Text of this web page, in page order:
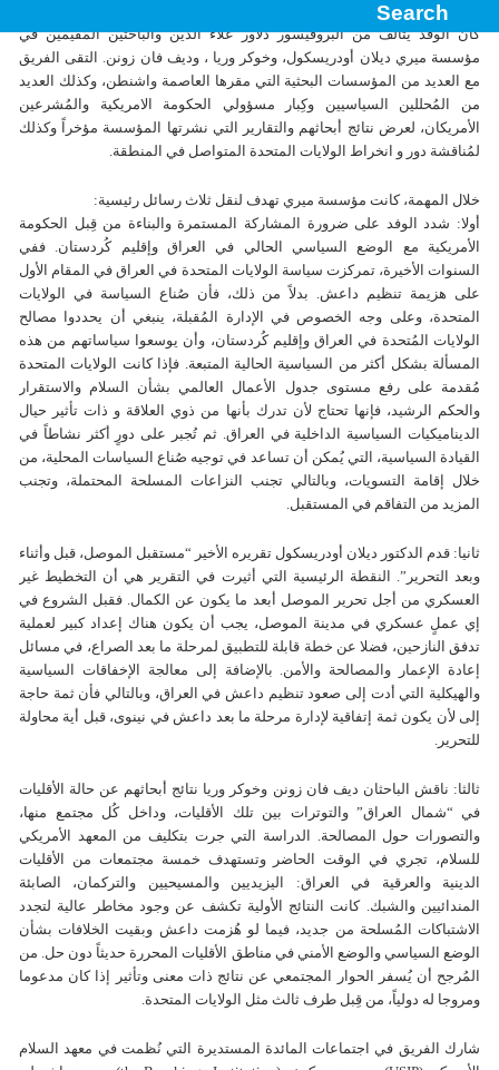
الولايات المُتحدة واشنطن اعتباراً من الخامس من شهر أيلول وحتى التاسع منهُ.
كان الوفد يتألف من البروفيسور دلاور علاء الدين والباحثين المُقيمين في
مؤسسة ميري ديلان أودريسكول، وخوكر وريا ، وديف فان زونن. التقى الفريق
مع العديد من المؤسسات البحثية التي مقرها العاصمة واشنطن، وكذلك العديد
من المُحللين السياسيين وكِبار مسؤولي الحكومة الامريكية والمُشرعين
الأمريكان، لعرض نتائج أبحاثهم والتقارير التي نشرتها المؤسسة مؤخراً وکذلك
لمُناقشة دور و انخراط الولايات المتحدة المتواصل في المنطقة.
خلال المهمة، كانت مؤسسة ميري تهدف لنقل ثلاث رسائل رئيسية:
أولا: شدد الوفد على ضرورة المشاركة المستمرة والبناءة من قِبل الحكومة
الأمريكية مع الوضع السياسي الحالي في العراق وإقليم كُردستان. ففي
السنوات الأخيرة، تمركزت سياسة الولايات المتحدة في العراق في المقام الأول
على هزيمة تنظيم داعش. بدلاً من ذلك، فأن صُناع السياسة في الولايات
المتحدة، وعلى وجه الخصوص في الإدارة المُقبلة، ينبغي أن يحددوا مصالح
الولايات المُتحدة في العراق وإقليم كُردستان، وأن يوسعوا سياساتهم من هذه
المسألة بشكل أكثر من السياسية الحالية المتبعة. فإذا كانت الولايات المتحدة
مُقدمة على رفع مستوى جدول الأعمال العالمي بشأن السلام والاستقرار
والحكم الرشيد، فإنها تحتاج لأن تدرك بأنها من ذوي العلاقة و ذات تأثير حيال
الديناميكيات السياسية الداخلية في العراق. ثم تُجبر على دورٍ أكثر نشاطاً في
القيادة السياسية، التي يُمكن أن تساعد في توجيه صُناع السياسات المحلية، من
خلال إقامة التسويات، وبالتالي تجنب النزاعات المسلحة المحتملة، وتجنب
المزيد من التفاقم في المستقبل.
ثانيا: قدم الدكتور ديلان أودريسكول تقريره الأخير “مستقبل الموصل، قبل وأثناء
وبعد التحرير”. النقطة الرئيسية التي أثيرت في التقرير هي أن التخطيط غير
العسكري من أجل تحرير الموصل أبعد ما يكون عن الكمال. فقبل الشروع في
إي عملٍ عسكري في مدينة الموصل، يجب أن يكون هناك إعداد كبير لعملية
تدفق النازحين، فضلا عن خطة قابلة للتطبيق لمرحلة ما بعد الصراع، في مسائل
إعادة الإعمار والمصالحة والأمن. بالإضافة إلى معالجة الإخفاقات السياسية
والهيكلية التي أدت إلى صعود تنظيم داعش في العراق، وبالتالي فأن ثمة حاجة
إلى لأن يكون ثمة إتفاقية لإدارة مرحلة ما بعد داعش في نينوى، قبل أية محاولة
للتحرير.
ثالثا: ناقش الباحثان ديف فان زونن وخوكر وريا نتائج أبحاثهم عن حالة الأقليات
في “شمال العراق” والتوترات بين تلك الأقليات، وداخل كُل مجتمع منها،
والتصورات حول المصالحة. الدراسة التي جرت بتكليف من المعهد الأمريكي
للسلام، تجري في الوقت الحاضر وتستهدف خمسة مجتمعات من الأقليات
الدينية والعرقية في العراق: اليزيديين والمسيحيين والتركمان، الصابئة
المندائيين والشبك. كانت النتائج الأولية تكشف عن وجود مخاطر عالية لتجدد
الاشتباكات المُسلحة من جديد، فيما لو هُزمت داعش وبقيت الخلافات بشأن
الوضع السياسي والوضع الأمني في مناطق الأقليات المحررة حديثاً دون حل. من
المُرجح أن يُسفر الحوار المجتمعي عن نتائج ذات معنى وتأثير إذا كان مدعوما
ومروجا لە دولياً، من قِبل طرف ثالث مثل الولايات المتحدة.
شارك الفريق في اجتماعات المائدة المستديرة التي نُظمت في معهد السلام